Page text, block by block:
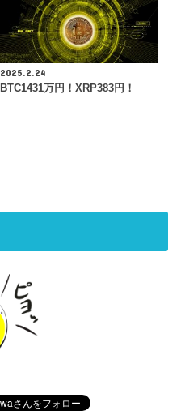
2025.2.24
BTC1431万円！XRP383円！